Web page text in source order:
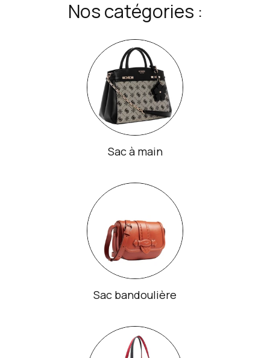
Nos catégories :
Sac à main
Sac bandoulière